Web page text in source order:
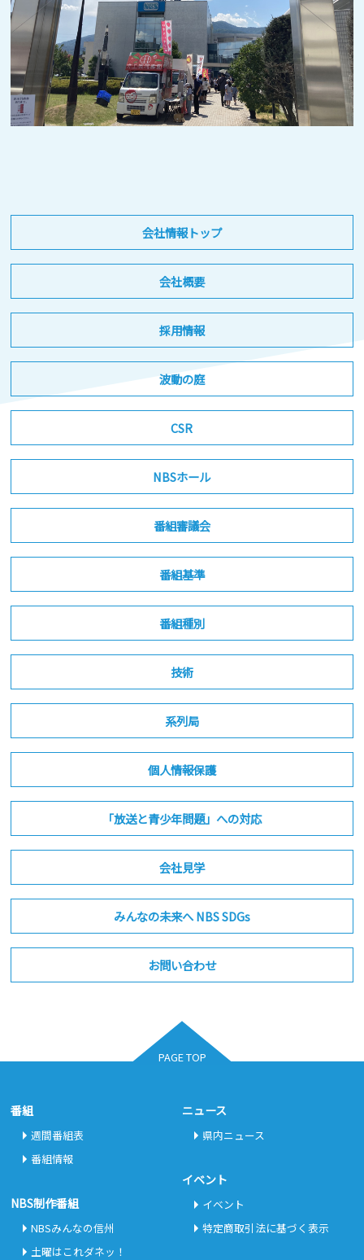
会社情報トップ
会社概要
採用情報
波動の庭
CSR
NBSホール
番組審議会
番組基準
番組種別
技術
系列局
個人情報保護
「放送と青少年問題」への対応
会社見学
みんなの未来へ NBS SDGs
お問い合わせ
PAGE TOP
番組
週間番組表
番組情報
NBS制作番組
NBSみんなの信州
土曜はこれダネッ！
ニュース
県内ニュース
イベント
イベント
特定商取引法に基づく表示